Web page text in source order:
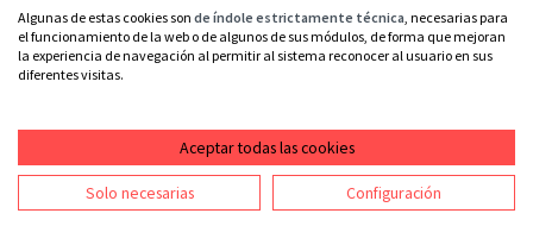
Algunas de estas cookies son de índole estrictamente técnica, necesarias para
el funcionamiento de la web o de algunos de sus módulos, de forma que mejoran
la experiencia de navegación al permitir al sistema reconocer al usuario en sus
diferentes visitas.
Aceptar todas las cookies
Solo necesarias Configuración